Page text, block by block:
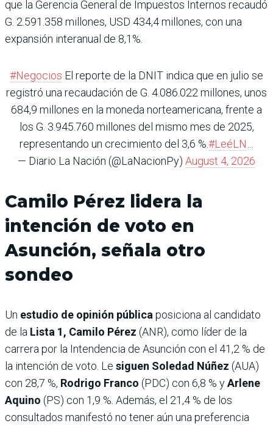
que la Gerencia General de Impuestos Internos recaudó
G. 2.591.358 millones, USD 434,4 millones, con una
expansión interanual de 8,1%.
#Negocios El reporte de la DNIT indica que en julio se
registró una recaudación de G. 4.086.022 millones, unos
684,9 millones en la moneda norteamericana, frente a
los G. 3.945.760 millones del mismo mes de 2025,
representando un crecimiento del 3,6 %.#LeéLN
— Diario La Nación (@LaNacionPy) August 4, 2026
Camilo Pérez lidera la
intención de voto en
Asunción, señala otro
sondeo
Un estudio de opinión pública posiciona al candidato
de la Lista 1, Camilo Pérez (ANR), como líder de la
carrera por la Intendencia de Asunción con el 41,2 % de
la intención de voto. Le siguen Soledad Núñez (AUA)
con 28,7 %, Rodrigo Franco (PDC) con 6,8 % yArlene
Aquino (PS) con 1,9 %. Además, el 21,4 % de los
consultados manifestó no tener aún una preferencia